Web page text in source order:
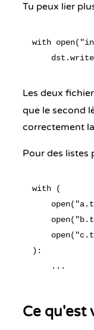
Tu peux lier
with
Les deux
que le second
correctement
Pour des listes
with (
):
Ce qu'est